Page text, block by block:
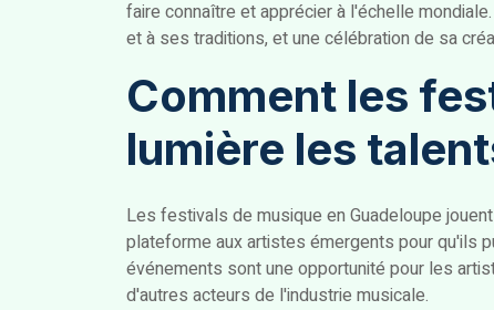
faire connaître et apprécier à l'échelle
et à ses traditions, et une célébration de sa
Comment les
lumière les
Les festivals de musique en Guadeloupe
plateforme aux artistes émergents pour qu'ils
événements sont une opportunité pour les
d'autres acteurs de l'industrie musicale.